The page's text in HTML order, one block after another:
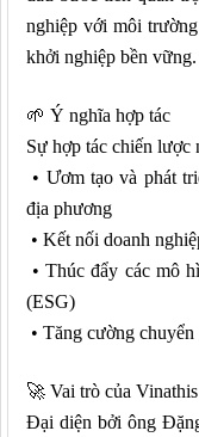
nghiệp với môi
khởi nghiệp bền vững.
🌱 Ý nghĩa hợp tác
Sự hợp tác chiến lược
• Ươm tạo và phát
địa phương
• Kết nối doanh
• Thúc đẩy các mô
(ESG)
• Tăng cường
🚀 Vai trò của Vinathis
Đại diện bởi ông